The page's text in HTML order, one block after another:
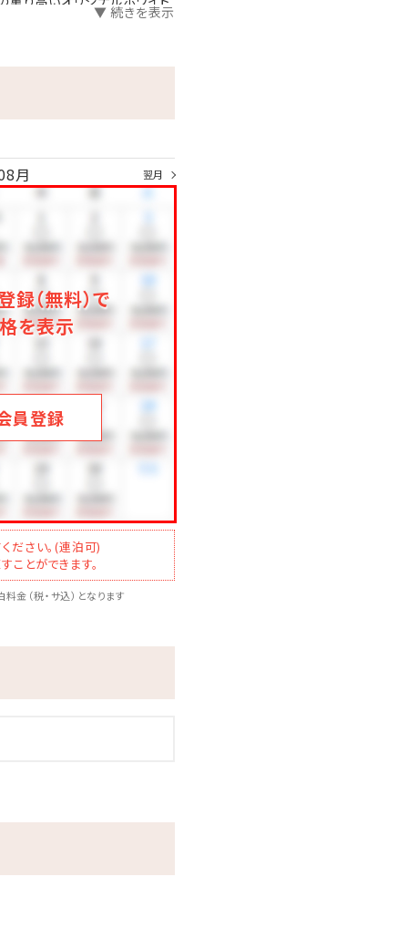
▼ 続きを表示
月 翌月
録（無料）で
を表示
員登録
ださい。(連泊可)
ことができます。
金（税・サ込）となります